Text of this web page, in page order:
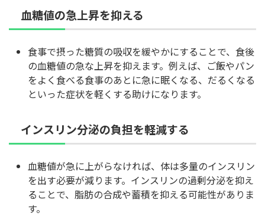
血糖値の急上昇を抑える
食事で摂った糖質の吸収を緩やかにすることで、食後
の血糖値の急な上昇を抑えます。例えば、ご飯やパン
をよく食べる食事のあとに急に眠くなる、だるくなる
といった症状を軽くする助けになります。
インスリン分泌の負担を軽減する
血糖値が急に上がらなければ、体は多量のインスリン
を出す必要が減ります。インスリンの過剰分泌を抑え
ることで、脂肪の合成や蓄積を抑える可能性がありま
す。